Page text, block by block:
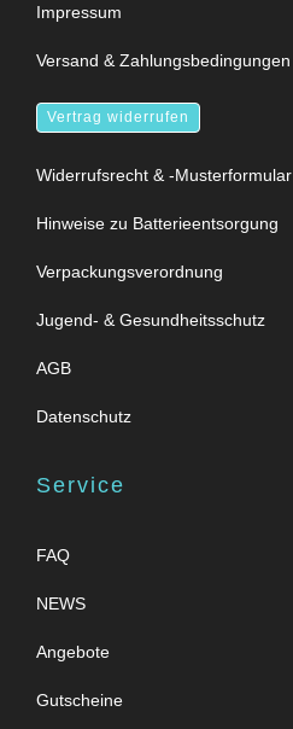
Impressum
Versand & Zahlungsbedingungen
Vertrag widerrufen
Widerrufsrecht & -Musterformular
Hinweise zu Batterieentsorgung
Verpackungsverordnung
Jugend- & Gesundheitsschutz
AGB
Datenschutz
Service
FAQ
NEWS
Angebote
Gutscheine